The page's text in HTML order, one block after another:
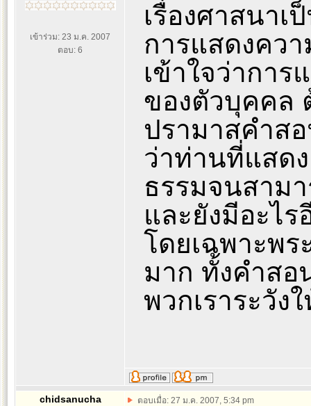
เข้าร่วม: 23 ม.ค. 2007
ตอบ: 6
เรื่องศาสนาเ
การแสดงคว
เข้าใจว่าการ
ของตัวบุคคล
ปรามาสคำส
ว่าท่านที่แสด
ธรรมจนสาม
และยังมีอะไร
โดยเฉพาะพร
มาก ทั้งคำสอ
พวกเราระวัง
chidsanucha ตอบเมื่อ: 27 ม.ค. 2007, 5:34 pm